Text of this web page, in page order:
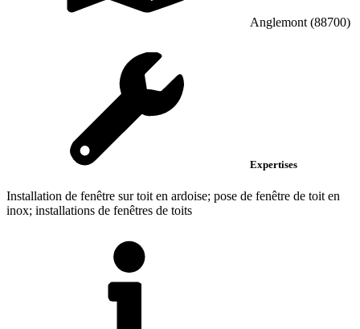
Anglemont (88700)
Expertises
Installation de fenêtre sur toit en ardoise; pose de fenêtre de toit en
inox; installations de fenêtres de toits